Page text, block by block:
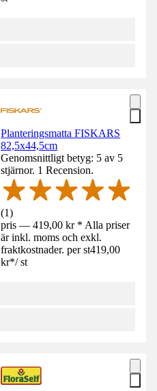
Planteringsmatta FISKARS
82,5x44,5cm
Genomsnittligt betyg: 5 av 5
stjärnor. 1 Recension.
(1)
pris — 419,00 kr * Alla priser
är inkl. moms och exkl.
fraktkostnader. per st419,00
kr*/ st